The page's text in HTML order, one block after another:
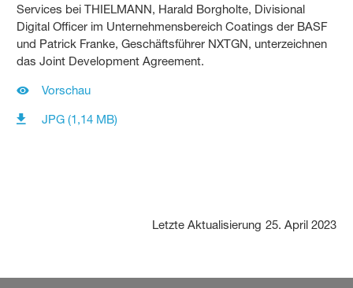
Services bei THIELMANN, Harald Borgholte, Divisional
Digital Officer im Unternehmensbereich Coatings der BASF
und Patrick Franke, Geschäftsführer NXTGN, unterzeichnen
das Joint Development Agreement.
Vorschau
JPG (1,14 MB)
Letzte Aktualisierung 25. April 2023